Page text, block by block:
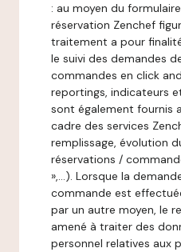
: au moyen du
réservation Zenchef
traitement a pour
le suivi des demandes
commandes en click
reportings, indicateurs
sont également fournis
cadre des services
remplissage, évolution
réservations /
»,…). Lorsque la
commande est
par un autre moyen, le
amené à traiter des
personnel relatives aux